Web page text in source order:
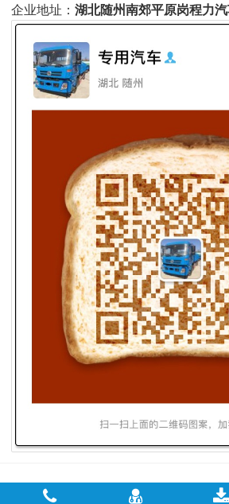
企业地址： 湖北随州南郊平原岗程力